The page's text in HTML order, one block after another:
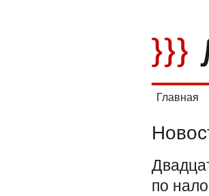
Главная
по